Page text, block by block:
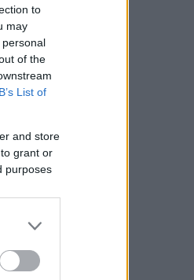
to
may
of the
List of
and store
grant or
purposes